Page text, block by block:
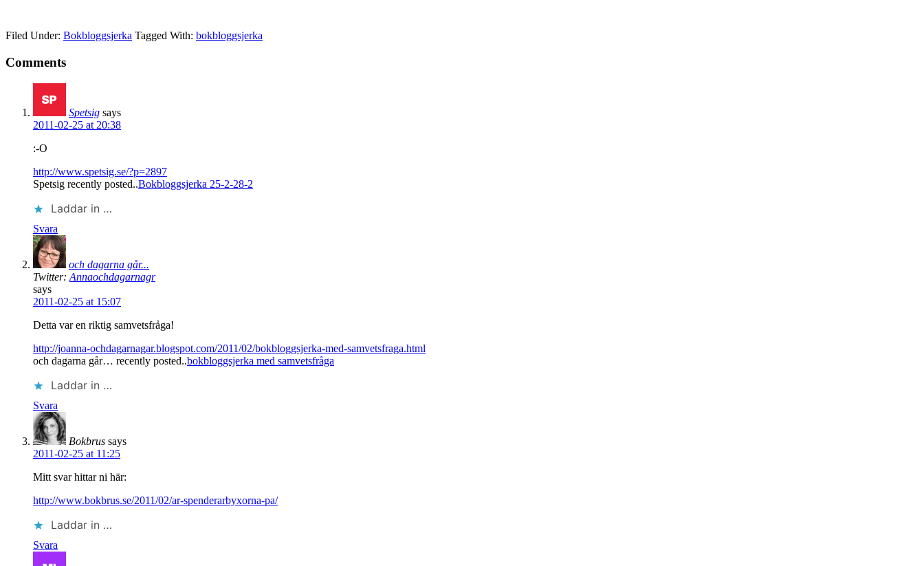
Filed Under: Bokbloggsjerka Tagged With: bokbloggsjerka
Comments
Spetsig says
2011-02-25 at 20:38
:-O
http://www.spetsig.se/?p=2897
Spetsig recently posted..Bokbloggsjerka 25-2-28-2
Laddar in …
Svara
och dagarna går...
Twitter: Annaochdagarnagr
says
2011-02-25 at 15:07
Detta var en riktig samvetsfråga!
http://joanna-ochdagarnagar.blogspot.com/2011/02/bokbloggsjerka-med-samvetsfraga.html
och dagarna går… recently posted..bokbloggsjerka med samvetsfråga
Laddar in …
Svara
Bokbrus says
2011-02-25 at 11:25
Mitt svar hittar ni här:
http://www.bokbrus.se/2011/02/ar-spenderarbyxorna-pa/
Laddar in …
Svara